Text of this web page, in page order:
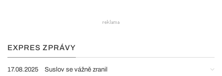
EXPRES ZPRÁVY
17.08.2025 Suslov se vážně zranil